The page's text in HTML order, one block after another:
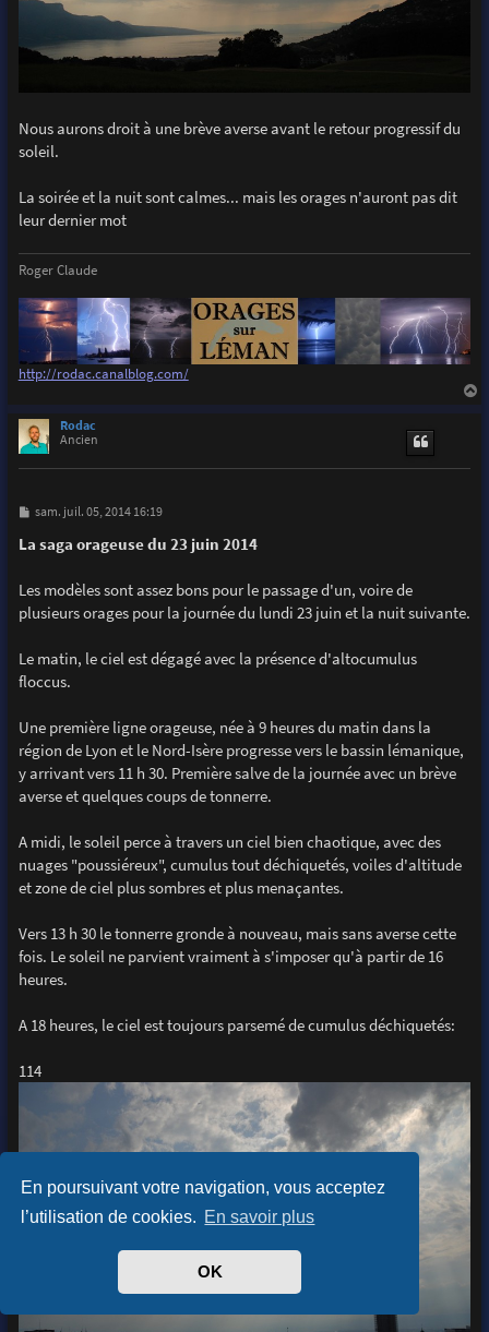
En poursuivant votre navigation, vous acceptez
l’utilisation de cookies. En savoir plus
OK
Nous aurons droit à une brève averse avant le retour progressif du
soleil.
La soirée et la nuit sont calmes... mais les orages n'auront pas dit
leur dernier mot
Roger Claude
http://rodac.canalblog.com/
Rodac
Ancien
M
s
s
e
sam. juil. 05, 2014 16:19
La saga orageuse du 23 juin 2014
Les modèles sont assez bons pour le passage d'un, voire de
plusieurs orages pour la journée du lundi 23 juin et la nuit suivante.
Le matin, le ciel est dégagé avec la présence d'altocumulus
floccus.
Une première ligne orageuse, née à 9 heures du matin dans la
région de Lyon et le Nord-Isère progresse vers le bassin lémanique,
y arrivant vers 11 h 30. Première salve de la journée avec un brève
averse et quelques coups de tonnerre.
A midi, le soleil perce à travers un ciel bien chaotique, avec des
nuages "poussiéreux", cumulus tout déchiquetés, voiles d'altitude
et zone de ciel plus sombres et plus menaçantes.
Vers 13 h 30 le tonnerre gronde à nouveau, mais sans averse cette
fois. Le soleil ne parvient vraiment à s'imposer qu'à partir de 16
heures.
A 18 heures, le ciel est toujours parsemé de cumulus déchiquetés:
114